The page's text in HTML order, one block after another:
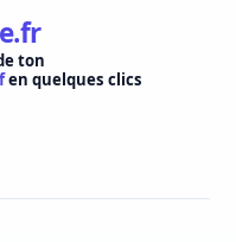
ton
en quelques clics